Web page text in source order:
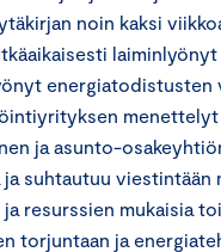
noin kaksi
energiatodistusten
ja asunto-
suhtautuu
resurssien mukaisia
torjuntaan ja